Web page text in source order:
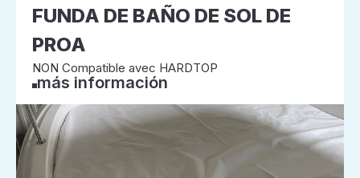
FUNDA DE BAÑO DE SOL DE
PROA
NON Compatible avec HARDTOP
más información